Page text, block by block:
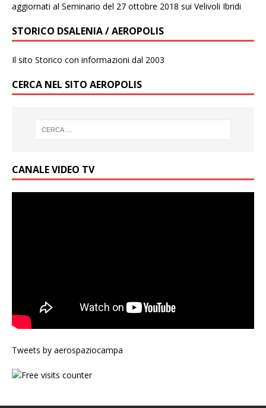
aggiornati al Seminario del 27 ottobre 2018 sui Velivoli Ibridi
STORICO DSALENIA / AEROPOLIS
Il sito Storico con informazioni dal 2003
CERCA NEL SITO AEROPOLIS
CANALE VIDEO TV
Tweets by aerospaziocampa